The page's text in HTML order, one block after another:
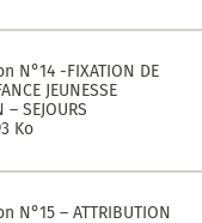
N°14 -FIXATION DE
JEUNESSE
– SEJOURS
Ko
N°15 – ATTRIBUTION